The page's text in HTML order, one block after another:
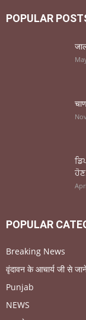
POPULAR
POPULAR
Breaking News
वृंदावन के आचार्य जी से
Punjab
NEWS